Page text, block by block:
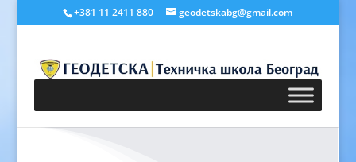
+381 11 2411 880 geodetskabg@gmail.com